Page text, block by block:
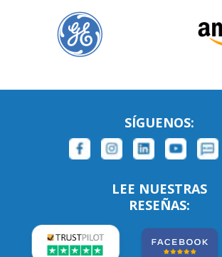
SÍGUENOS:
LEE NUESTRAS
RESEÑAS: